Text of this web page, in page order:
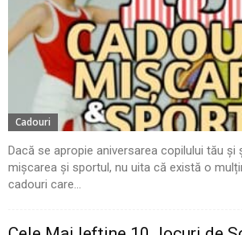
Cadouri
Dacă se apropie aniversarea copilului tău și
mișcarea și sportul, nu uita că există o
cadouri care...